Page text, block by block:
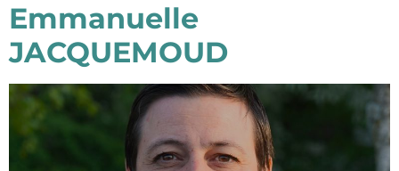
Emmanuelle
JACQUEMOUD